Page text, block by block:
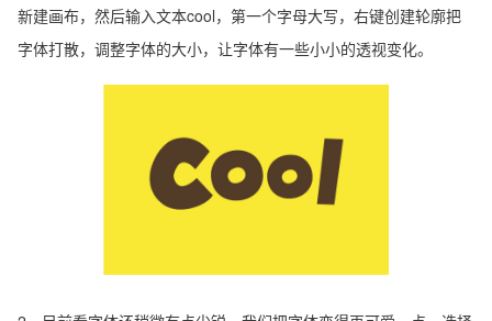
新建画布，然后输入文本cool，第一个字母大写，右键创建轮廓把
字体打散，调整字体的大小，让字体有一些小小的透视变化。